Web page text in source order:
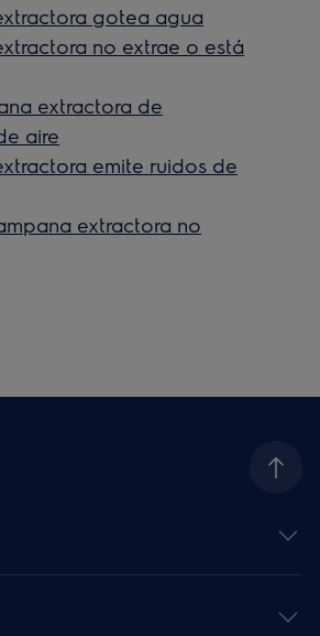
gotea agua
no extrae o está
extractora de
aire
emite ruidos de
extractora no